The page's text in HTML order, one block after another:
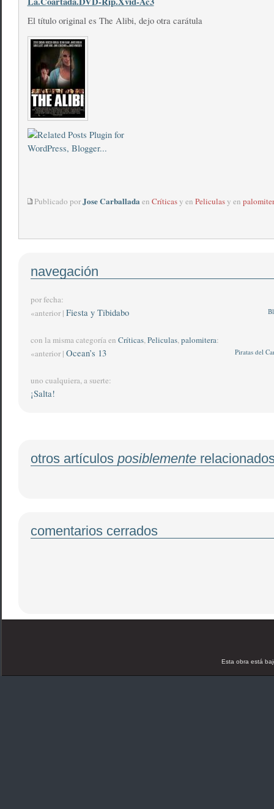
El título original es The Alibi, dejo otra carátula
Publicado porJose Carballadaen Críticasy en Peliculasy en
navegación
por fecha:
«anterior | Fiesta y Tibidabo
con la misma categoría en Críticas,Peliculas,palomitera:
Piratas del
«anterior | Ocean’s 13
uno cualquiera, a suerte:
¡Salta!
otros artículos posiblemente
comentarios cerrados
Esta obra está